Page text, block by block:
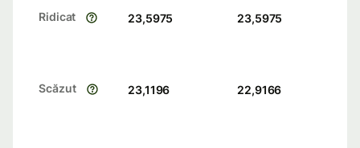
Ridicat 23,5975 23,5975
Scăzut 23,1196 22,9166